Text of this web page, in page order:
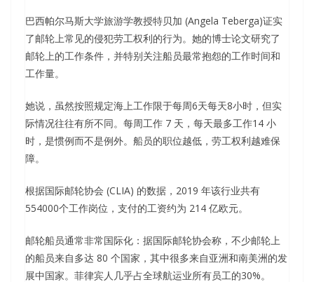
巴西帕尔马斯大学旅游学教授特贝加 (Angela Teberga)证实
了邮轮上常见的侵犯劳工权利的行为。她的博士论文研究了
邮轮上的工作条件，并特别关注船员最常抱怨的工作时间和
工作量。
她说，虽然按照规定海上工作限于每周6天每天8小时，但实
际情况往往有所不同。每周工作 7 天，每天最多工作14 小
时，是惯例而不是例外。船员的职位越低，劳工权利越难保
障。
根据国际邮轮协会 (CLIA) 的数据，2019 年该行业共有
554000个工作岗位，支付的工资约为 214 亿欧元。
邮轮船员通常非常国际化：据国际邮轮协会称，不少邮轮上
的船员来自多达 80 个国家，其中很多来自亚洲和南美洲的发
展中国家。菲律宾人几乎占全球航运业所有员工的30%。